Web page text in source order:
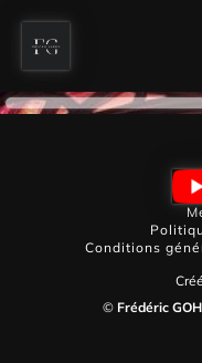
© Frédéric
Conditions